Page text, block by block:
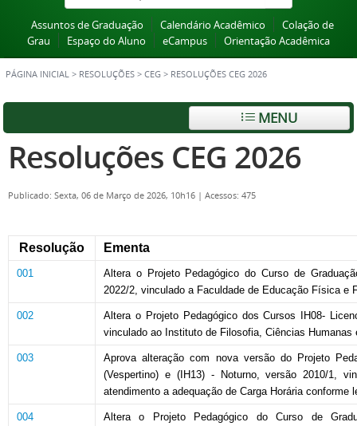
Assuntos de Graduação Calendário Acadêmico
Colação de
Grau
Espaço do Aluno eCampus Orientação Acadêmica
PÁGINA INICIAL > RESOLUÇÕES > CEG > RESOLUÇÕES CEG 2026
MENU
Resoluções CEG 2026
Publicado: Sexta, 06 de Março de 2026, 10h16 | Acessos: 475
Resolução Ementa
001
Altera o Projeto Pedagógico do Curso de
2022/2, vinculado a Faculdade de Educação Física e
002
Altera o Projeto Pedagógico dos Cursos IH08-
vinculado ao Instituto de Filosofia, Ciências
003
Aprova alteração com nova versão do Projeto
(Vespertino) e (IH13) - Noturno, versão 2010/1,
atendimento a adequação de Carga Horária conforme
004
Altera o Projeto Pedagógico do Curso de